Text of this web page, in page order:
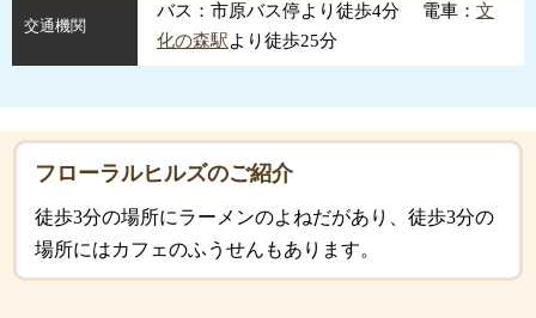
交通機関
バス：市原バス停より徒歩4分 電車： 文
化の森駅より徒歩25分
フローラルヒルズのご紹介
徒歩3分の場所にラーメンのよねだがあり、徒歩3分の
場所にはカフェのふうせんもあります。